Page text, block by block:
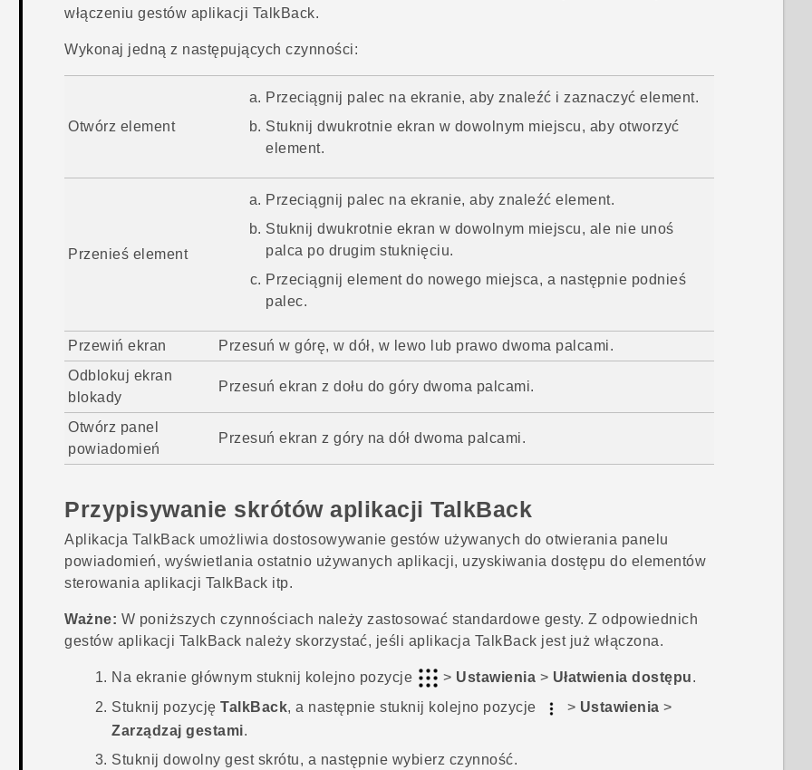
włączeniu gestów aplikacji TalkBack.
Wykonaj jedną z następujących czynności:
Otwórz element
Przeciągnij palec na ekranie, aby znaleźć i zaznaczyć element.
Stuknij dwukrotnie ekran w dowolnym miejscu, aby otworzyć
element.
Przenieś element
Przeciągnij palec na ekranie, aby znaleźć element.
Stuknij dwukrotnie ekran w dowolnym miejscu, ale nie unoś
palca po drugim stuknięciu.
Przeciągnij element do nowego miejsca, a następnie podnieś
palec.
Przewiń ekran
Przesuń w górę, w dół, w lewo lub prawo dwoma palcami.
Odblokuj ekran
blokady
Przesuń ekran z dołu do góry dwoma palcami.
Otwórz panel
powiadomień
Przesuń ekran z góry na dół dwoma palcami.
Przypisywanie skrótów aplikacjiTalkBack
AplikacjaTalkBack umożliwia dostosowywanie gestów używanych do otwierania panelu
powiadomień, wyświetlania ostatnio używanych aplikacji, uzyskiwania dostępu do elementów
sterowania aplikacji TalkBack itp.
Ważne: W poniższych czynnościach należy zastosować standardowe gesty. Z odpowiednich
gestów aplikacji TalkBack należy skorzystać, jeśli aplikacja TalkBack jest już włączona.
Na ekranie głównym stuknij kolejno pozycje > Ustawienia > Ułatwienia dostępu.
Stuknij pozycjęTalkBack, a następnie stuknij kolejno pozycje > Ustawienia >
Zarządzaj gestami.
Stuknij dowolny gest skrótu, a następnie wybierz czynność.